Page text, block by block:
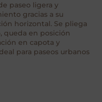
paseo ligera y
gracias a su
horizontal. Se pliega
queda en posición
en capota y
para paseos urbanos